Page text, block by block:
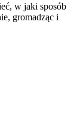
w jaki sposób
gromadząc i